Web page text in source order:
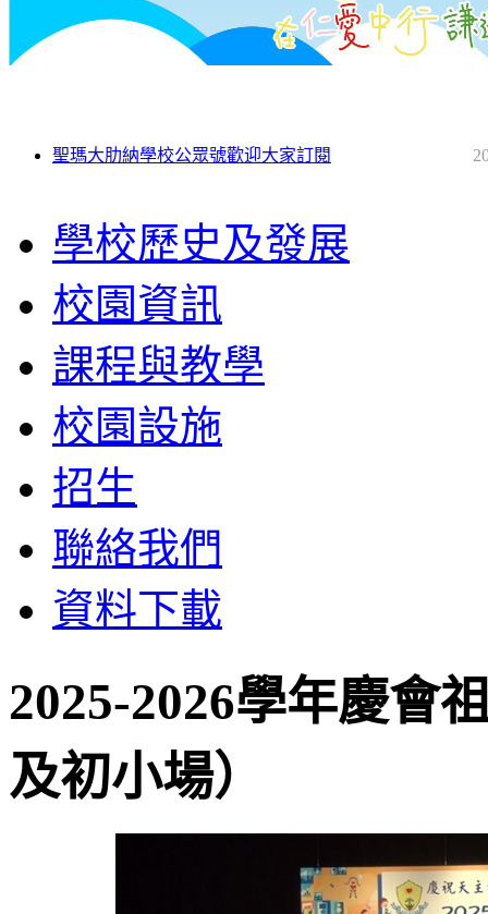
聖瑪大肋納學校公眾號歡迎大家訂閱
學校歷史及發展
校園資訊
課程與教學
校園設施
招生
聯絡我們
資料下載
2025-2026學年慶會
及初小場）